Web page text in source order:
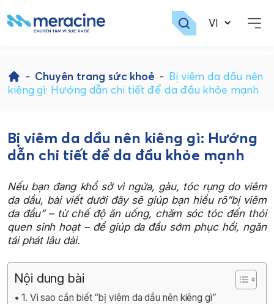
to
content
- Chuyên trang sức khoẻ - Bị viêm da dầu nên
kiêng gì: Hướng dẫn chi tiết để da đầu khỏe mạnh
Bị viêm da dầu nên kiêng gì: Hướng
dẫn chi tiết để da đầu khỏe mạnh
Nếu bạn đang khổ sở vì ngứa, gàu, tóc rụng do viêm
da dầu, bài viết dưới đây sẽ giúp bạn hiểu rõ”bị viêm
da đầu” – từ chế độ ăn uống, chăm sóc tóc đến thói
quen sinh hoạt – để giúp da đầu sớm phục hồi, ngăn
tái phát lâu dài.
Nội dung bài
1. Vì sao cần biết “bị viêm da dầu nên kiêng gì”